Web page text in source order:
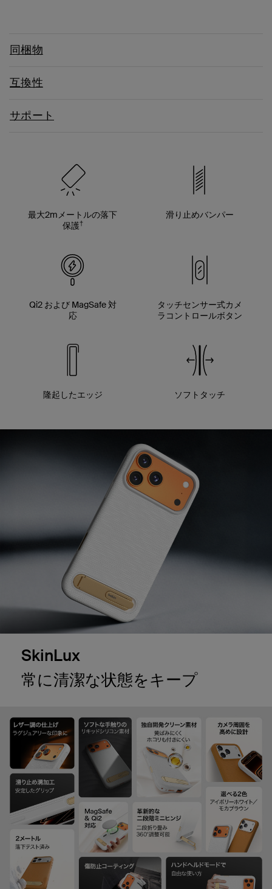
同梱物
互換性
サポート
最大2mメートルの落下
保護†
滑り止めバンパー
Qi2 および MagSafe 対
応
タッチセンサー式カメ
ラコントロールボタン
隆起したエッジ ソフトタッチ
SkinLux
常に清潔な状態をキープ